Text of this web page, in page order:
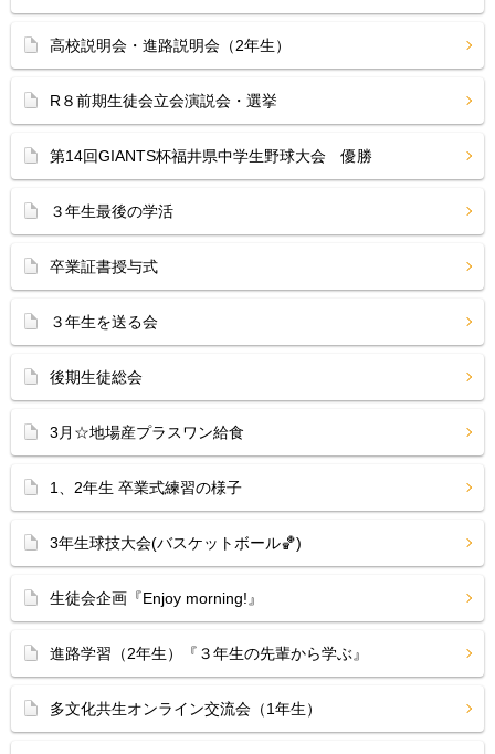
高校説明会・進路説明会（2年生）
R８前期生徒会立会演説会・選挙
第14回GIANTS杯福井県中学生野球大会 優勝
３年生最後の学活
卒業証書授与式
３年生を送る会
後期生徒総会
3月☆地場産プラスワン給食
1、2年生 卒業式練習の様子
3年生球技大会(バスケットボール🏀)
生徒会企画『Enjoy morning!』
進路学習（2年生）『３年生の先輩から学ぶ』
多文化共生オンライン交流会（1年生）